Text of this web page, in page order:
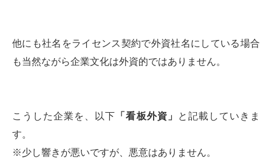
他にも社名をライセンス契約で外資社名にしている場合
も当然ながら企業文化は外資的ではありません。
こうした企業を、以下 「看板外資」
と記載していきま
す。
※少し響きが悪いですが、悪意はありません。